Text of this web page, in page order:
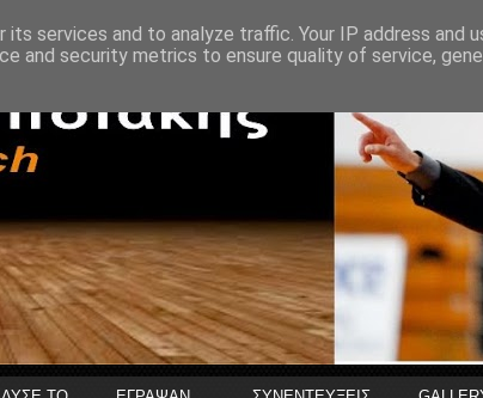
services and to analyze traffic. Your IP address and
and security metrics to ensure quality of service,